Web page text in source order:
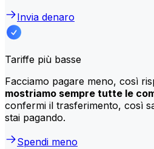
Invia denaro
Tariffe più basse
Facciamo pagare meno, così
mostriamo sempre tutte le
confermi il trasferimento, così
stai pagando.
Spendi meno